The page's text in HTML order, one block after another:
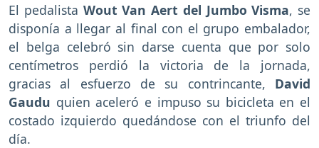
El pedalista Wout Van Aert del Jumbo Visma, se
disponía a llegar al final con el grupo embalador,
el belga celebró sin darse cuenta que por solo
centímetros perdió la victoria de la jornada,
gracias al esfuerzo de su contrincante, David
Gaudu quien aceleró e impuso su bicicleta en el
costado izquierdo quedándose con el triunfo del
día.